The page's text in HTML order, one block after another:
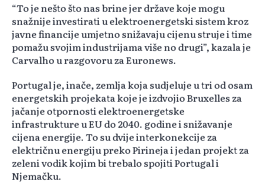
“To je nešto što nas brine jer države koje mogu
snažnije investirati u elektroenergetski sistem kroz
javne financije umjetno snižavaju cijenu struje i time
pomažu svojim industrijama više no drugi”, kazala je
Carvalho u razgovoru za Euronews.
Portugal je, inače, zemlja koja sudjeluje u tri od osam
energetskih projekata koje je izdvojio Bruxelles za
jačanje otpornosti elektroenergetske
infrastrukture u EU do 2040. godine i snižavanje
cijena energije. To su dvije interkonekcije za
električnu energiju preko Pirineja i jedan projekt za
zeleni vodik kojim bi trebalo spojiti Portugal i
Njemačku.